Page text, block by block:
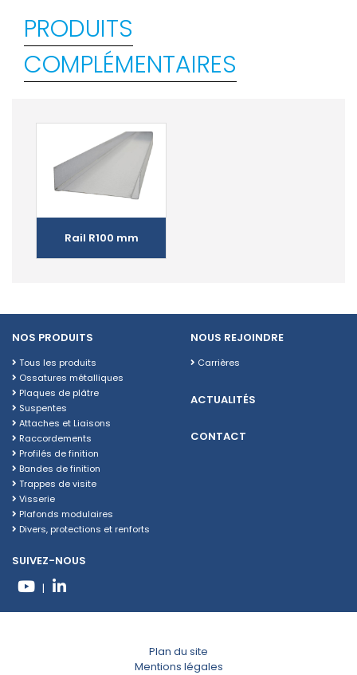
PRODUITS
COMPLÉMENTAIRES
Rail R100 mm
NOS PRODUITS
Tous les produits
Ossatures métalliques
Plaques de plâtre
Suspentes
Attaches et Liaisons
Raccordements
Profilés de finition
Bandes de finition
Trappes de visite
Visserie
Plafonds modulaires
Divers, protections et renforts
NOUS REJOINDRE
Carrières
ACTUALITÉS
CONTACT
SUIVEZ-NOUS
|
Plan du site
Mentions légales